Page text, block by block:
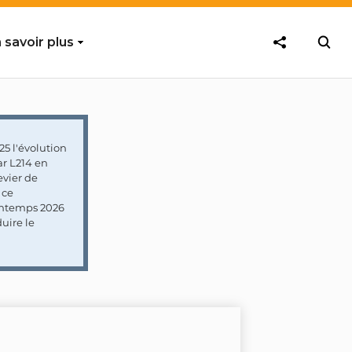
savoir plus
l'évolution
L214 en
de
2026
le